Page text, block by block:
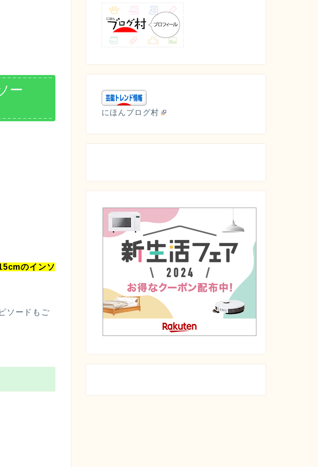
ー
のインソ
ソードもご
にほんブログ村